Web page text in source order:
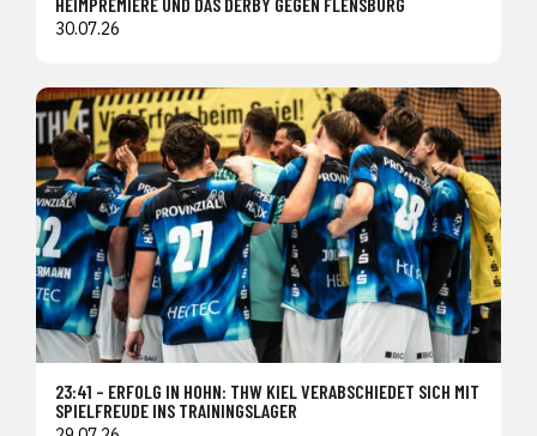
30.07.26
23:41 – ERFOLG IN HOHN: THW KIEL VERABSCHIEDET SICH MIT
SPIELFREUDE INS TRAININGSLAGER